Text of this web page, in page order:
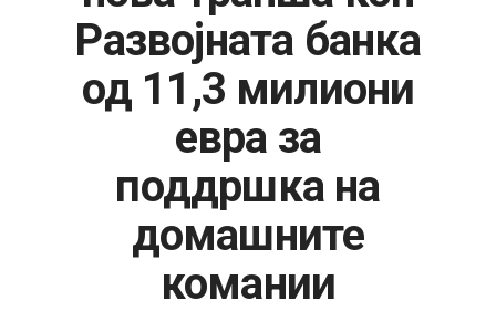
БАНКАРСТВО
ЖИВОТ
Развојната банка
од 11,3 милиони
евра за
поддршка на
домашните
комании